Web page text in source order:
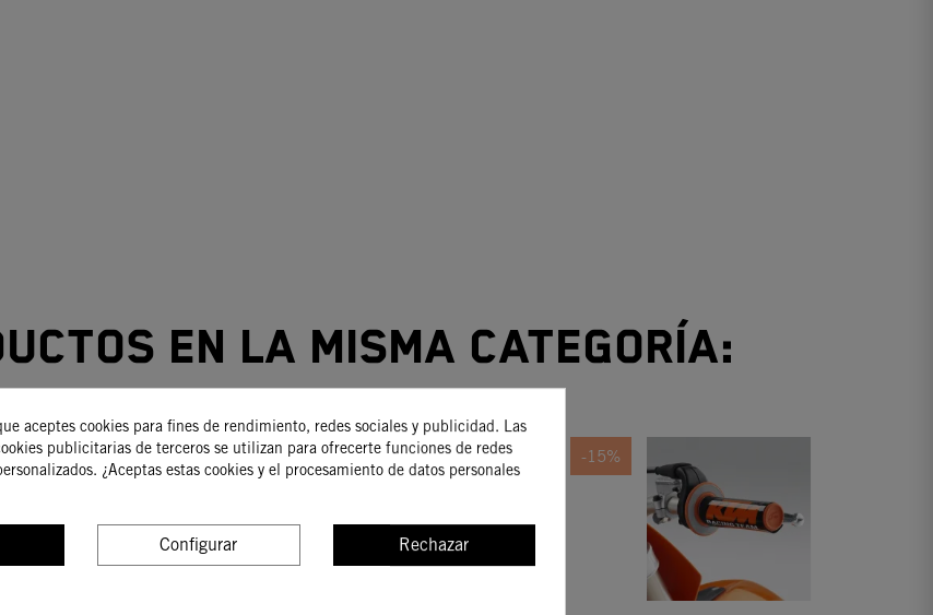
en la misma categoría:
-15% -15%
aceptes cookies para fines de rendimiento, redes sociales y publicidad. Las
publicitarias de terceros se utilizan para ofrecerte funciones de redes
¿Aceptas estas cookies y el procesamiento de datos personales
Configurar Rechazar